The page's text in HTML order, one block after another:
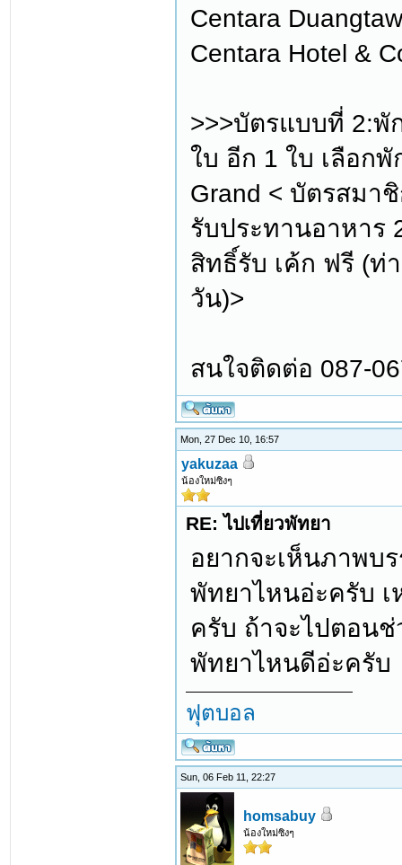
Centara
Centara Hotel &
>>>บัตรแบบที่ 2:พั
ใบ อีก 1 ใบ เลือก
Grand < บัตรสมา
รับประทานอาหาร
สิทธิ์รับ เค้ก ฟรี (ท่
วัน)>
สนใจติดต่อ 087-
Mon, 27 Dec 10, 16:57
yakuzaa
น้องใหม่ซิงๆ
RE: ไปเที่ยวพัทยา
อยากจะเห็นภาพบ
พัทยาไหนอ่ะครับ
ครับ ถ้าจะไปตอนช่
พัทยาไหนดีอ่ะครับ
ฟุตบอล
Sun, 06 Feb 11, 22:27
homsabuy
น้องใหม่ซิงๆ